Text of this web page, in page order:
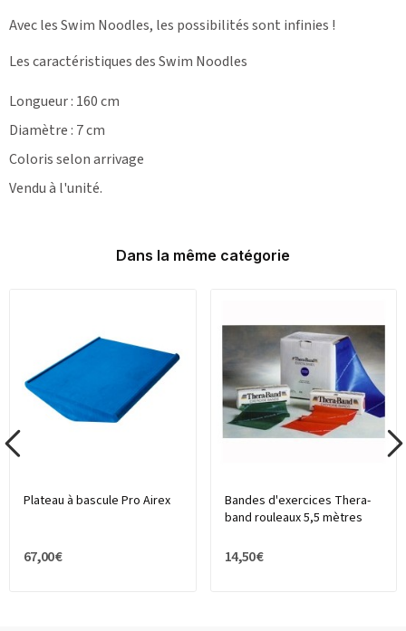
Avec les Swim Noodles, les possibilités sont infinies !
Les caractéristiques des Swim Noodles
Longueur : 160 cm
Diamètre : 7 cm
Coloris selon arrivage
Vendu à l'unité.
Dans la même catégorie
Plateau à bascule Pro Airex
67,00 €
Bandes d'exercices Thera-
band rouleaux 5,5 mètres
14,50 €